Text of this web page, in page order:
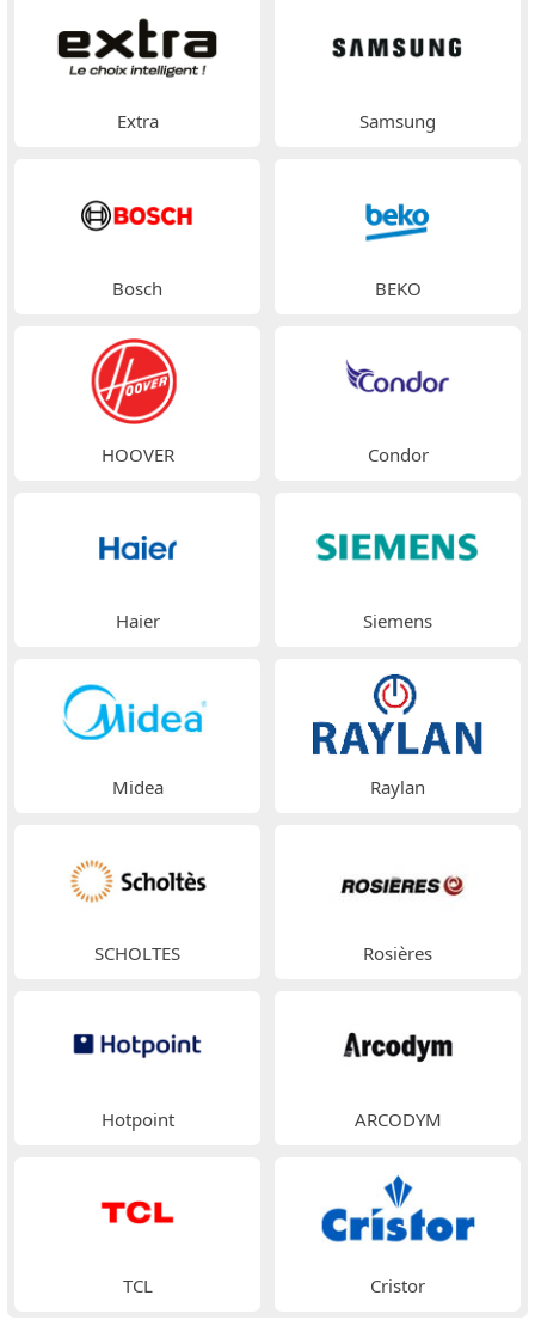
Extra Samsung
Bosch BEKO
HOOVER Condor
Haier Siemens
Midea Raylan
SCHOLTES Rosières
Hotpoint ARCODYM
TCL Cristor